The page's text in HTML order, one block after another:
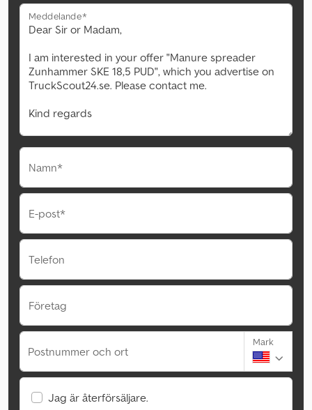
Meddelande*
Namn*
E-post*
Telefon
Företag
Postnummer och ort
Mark
Jag är återförsäljare.